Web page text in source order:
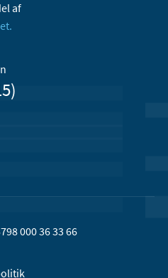
af
000 36 33 66